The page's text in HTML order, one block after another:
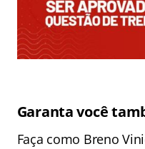
Garanta você
Faça como Breno